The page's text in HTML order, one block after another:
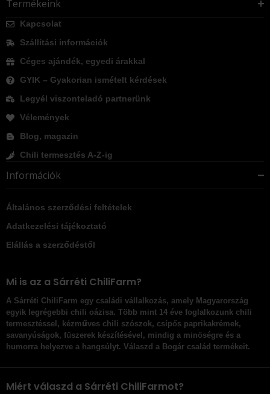
Termékeink
Kapcsolat
Szállítási információk
Céges ajándék, egyedi árakkal
GYIK – Gyakorian ismételt kérdések
Legyél viszonteladó partnerünk
Vélemények
Blog, magazin
Chili termesztés A-Z-ig
Információk
Általános szerződési feltételek
Adatkezelési tájékoztató
Elállás a szerződéstől
Mi is az a Sárréti ChiliFarm?
A Sárréti ChiliFarm egy családi vállalkozás, amely Magyarország
egyik legrégebbi chili oázisa. Több mint 14 éve foglalkozunk chili
termesztéssel, kézműves chili szószok, csípős paprikakrémek,
savanyúságok, fűszerek készítésével, mindig a minőségre és a
humorra helyezve a hangsúlyt. Válaszd a Bogár család termékeit.
Miért válaszd a Sárréti ChiliFarmot?